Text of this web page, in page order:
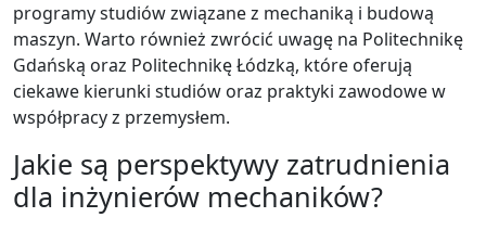
programy studiów związane z mechaniką i budową
maszyn. Warto również zwrócić uwagę na Politechnikę
Gdańską oraz Politechnikę Łódzką, które oferują
ciekawe kierunki studiów oraz praktyki zawodowe w
współpracy z przemysłem.
Jakie są perspektywy zatrudnienia
dla inżynierów mechaników?